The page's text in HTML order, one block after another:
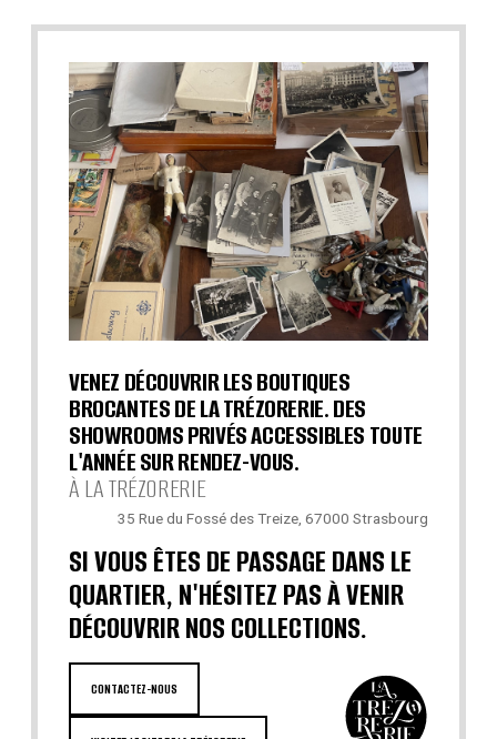
VENEZ DÉCOUVRIR LES BOUTIQUES
BROCANTES DE LA TRÉZORERIE. DES
SHOWROOMS PRIVÉS ACCESSIBLES TOUTE
L'ANNÉE SUR RENDEZ-VOUS.
À LA TRÉZORERIE
35 Rue du Fossé des Treize, 67000 Strasbourg
SI VOUS ÊTES DE PASSAGE DANS LE
QUARTIER, N'HÉSITEZ PAS À VENIR
DÉCOUVRIR NOS COLLECTIONS.
CONTACTEZ-NOUS